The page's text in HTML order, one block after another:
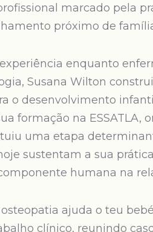
marcado pela
próximo de
enquanto
Susana Wilton
o desenvolvimento
formação na ESSATLA,
uma etapa
sustentam a sua
humana na
ajuda o teu
clínico, reunindo